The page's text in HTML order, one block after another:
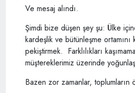
Ve mesaj alındı.
Şimdi bize düşen şey şu: Ülke
kardeşlik ve bütünleşme ortamını
pekiştirmek. Farklılıkları
müştereklerimiz üzerinde
Bazen zor zamanlar, toplumların